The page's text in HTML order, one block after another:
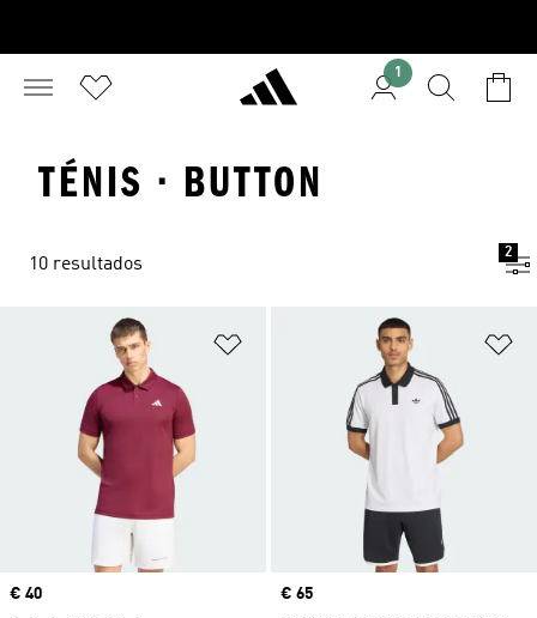
1
TÉNIS · BUTTON
10 resultados
2
Adicionar à Lista de Desejos
Price
€ 40
Price
€ 65